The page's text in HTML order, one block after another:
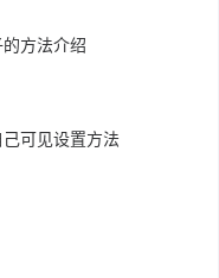
的方法介绍
己可见设置方法